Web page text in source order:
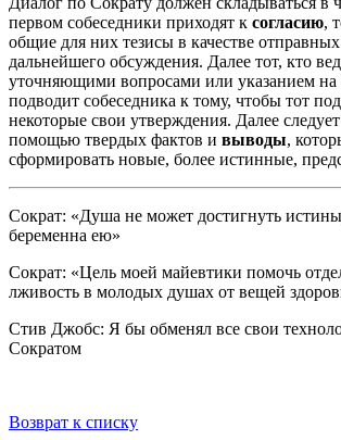
первом собеседники приходят к согласию,
общие для них тезисы в качестве
дальнейшего обсуждения. Далее тот, кто
уточняющими вопросами или указанием на
подводит собеседника к тому, чтобы тот
некоторые свои утверждения. Далее следует
помощью твердых фактов и выводы,
сформировать новые, более истинные,
Сократ: «Душа не может достигнуть
беременна ею»
Сократ: «Цель моей майевтики помочь
лживость в молодых душах от вещей
Стив Джобс: Я бы обменял все свои
Сократом
Возврат к списку